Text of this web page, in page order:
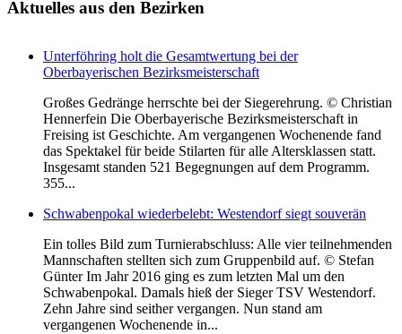
Aktuelles aus den Bezirken
Unterföhring holt die Gesamtwertung bei der
Oberbayerischen Bezirksmeisterschaft
Großes Gedränge herrschte bei der Siegerehrung. © Christian
Hennerfein Die Oberbayerische Bezirksmeisterschaft in
Freising ist Geschichte. Am vergangenen Wochenende fand
das Spektakel für beide Stilarten für alle Altersklassen statt.
Insgesamt standen 521 Begegnungen auf dem Programm.
355...
Schwabenpokal wiederbelebt: Westendorf siegt souverän
Ein tolles Bild zum Turnierabschluss: Alle vier teilnehmenden
Mannschaften stellten sich zum Gruppenbild auf. © Stefan
Günter Im Jahr 2016 ging es zum letzten Mal um den
Schwabenpokal. Damals hieß der Sieger TSV Westendorf.
Zehn Jahre sind seither vergangen. Nun stand am
vergangenen Wochenende in...